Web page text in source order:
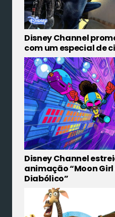
Disney Channel
com um especial de
Disney Channel
animação “Moon Girl
Diabólico”